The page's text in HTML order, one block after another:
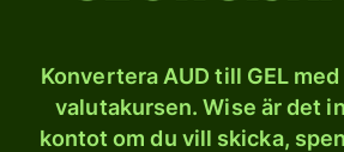
Konvertera AUD till GEL
valutakursen. Wise är det
kontot om du vill skicka,